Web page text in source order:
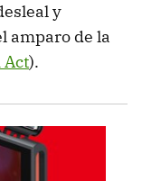
y
amparo de la
Act).